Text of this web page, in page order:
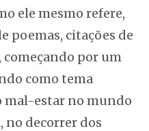
ele mesmo refere,
poemas, citações de
por um
como tema
mal-estar no mundo
no decorrer dos